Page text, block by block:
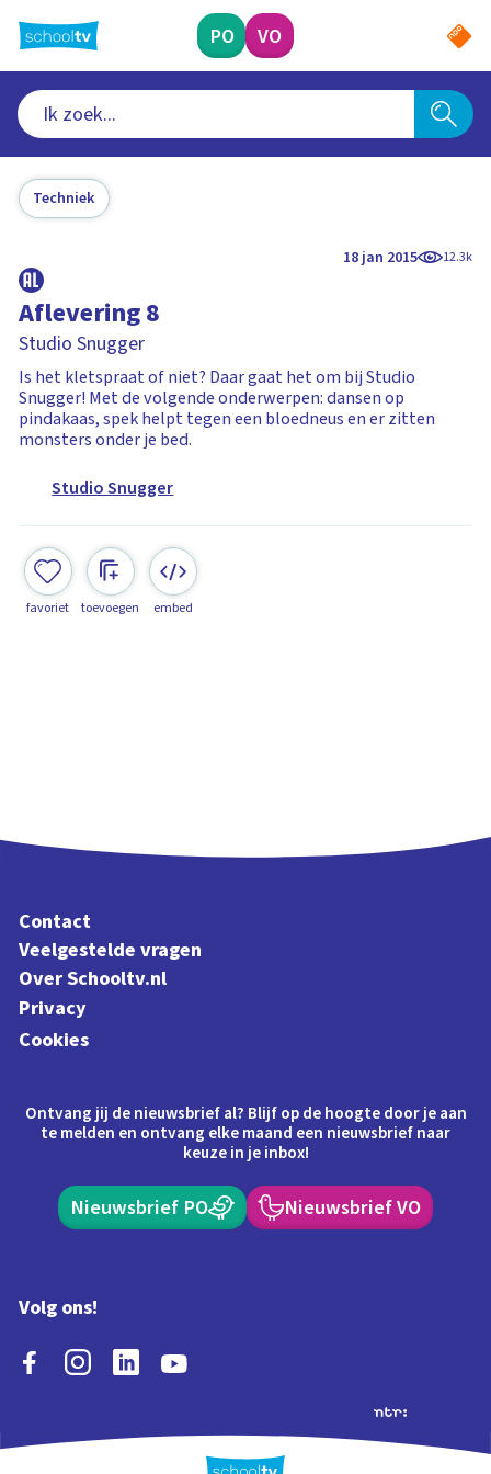
naar
hoofdinhoud
PO VO
Techniek
18 jan 2015 12.3k
Aflevering 8
Studio Snugger
Is het kletspraat of niet? Daar gaat het om bij Studio
Snugger! Met de volgende onderwerpen: dansen op
pindakaas, spek helpt tegen een bloedneus en er zitten
monsters onder je bed.
Studio Snugger
favoriet toevoegen embed
Contact
Veelgestelde vragen
Over Schooltv.nl
Privacy
Cookies
Ontvang jij de nieuwsbrief al? Blijf op de hoogte door je aan
te melden en ontvang elke maand een nieuwsbrief naar
keuze in je inbox!
Nieuwsbrief PO Nieuwsbrief VO
Volg ons!